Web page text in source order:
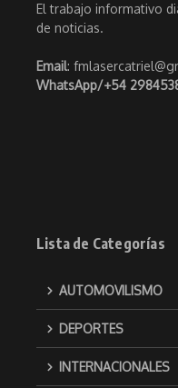
El trabajo informativo
de noticias.
Email:
WhatsApp/+54
Lista de Categorías
AUTOMOVILISMO
DEPORTES
INTERNACIONALES